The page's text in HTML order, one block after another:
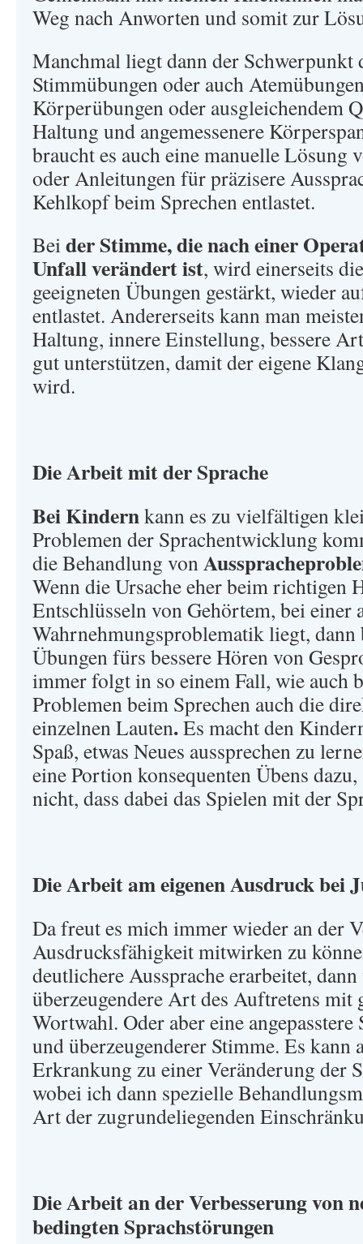
Weg nach Anworten und somit zur
Manchmal liegt dann der Schwerpunkt
Stimmübungen oder auch
Körperübungen oder ausgleichendem
Haltung und angemessenere
braucht es auch eine manuelle Lösung
oder Anleitungen für präzisere
Kehlkopf beim Sprechen entlastet.
Beider Stimme, die nach einer
Unfall verändert ist, wird einerseits
geeigneten Übungen gestärkt, wieder
entlastet. Andererseits kann man
Haltung, innere Einstellung, bessere
gut unterstützen, damit der eigene
wird.
Die Arbeit mit der Sprache
Bei Kindernkann es zu vielfältigen
Problemen der Sprachentwicklung
die Behandlung von
Wenn die Ursache eher beim richtigen
Entschlüsseln von Gehörtem, bei einer
Wahrnehmungsproblematik liegt, dann
Übungen fürs bessere Hören von
immer folgt in so einem Fall, wie auch
Problemen beim Sprechen auch die
einzelnen Lauten.Es macht den
Spaß, etwas Neues aussprechen zu
eine Portion konsequenten Übens dazu,
nicht, dass dabei das Spielen mit der
Die Arbeit am eigenen Ausdruck bei
Da freut es mich immer wieder an der
Ausdrucksfähigkeit mitwirken zu
deutlichere Aussprache erarbeitet,
überzeugendere Art des Auftretens mit
Wortwahl. Oder aber eine
und überzeugenderer Stimme. Es
Erkrankung zu einer Veränderung der
wobei ich dann spezielle
Art der zugrundeliegenden
Die Arbeit an der Verbesserung von
bedingten Sprachstörungen